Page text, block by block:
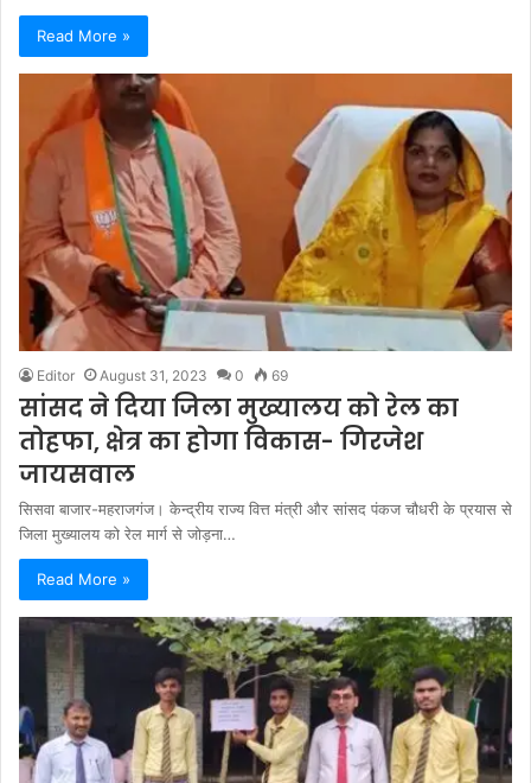
Read More »
Editor August 31, 2023 0 69
सांसद ने दिया जिला मुख्यालय को रेल का
तोहफा, क्षेत्र का होगा विकास- गिरजेश
जायसवाल
सिसवा बाजार-महराजगंज। केन्द्रीय राज्य वित्त मंत्री और सांसद पंकज चौधरी के प्रयास से
जिला मुख्यालय को रेल मार्ग से जोड़ना…
Read More »